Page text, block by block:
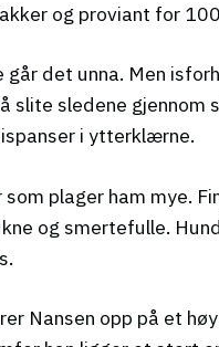
og proviant for
går det unna. Men
slite sledene gjennom
i ytterklærne.
plager ham mye.
og smertefulle.
Nansen opp på et